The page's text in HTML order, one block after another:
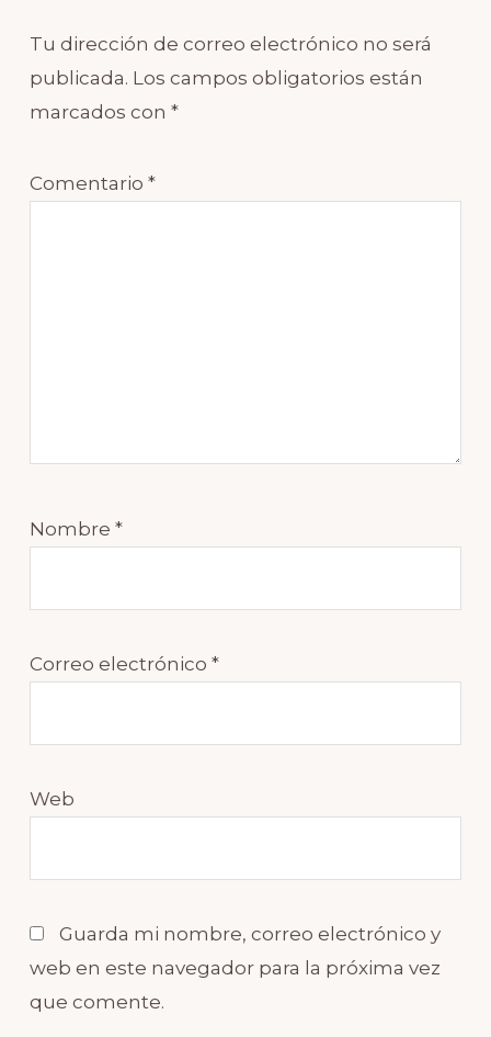
Tu dirección de correo electrónico no será
publicada. Los campos obligatorios están
marcados con *
Comentario *
Nombre *
Correo electrónico *
Web
Guarda mi nombre, correo electrónico y
web en este navegador para la próxima vez
que comente.